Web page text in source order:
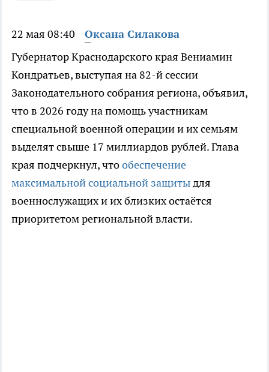
22 мая 08:40
Оксана Силакова
Губернатор Краснодарского края Вениамин
Кондратьев, выступая на 82-й сессии
Законодательного собрания региона, объявил,
что в 2026 году на помощь участникам
специальной военной операции и их семьям
выделят свыше 17 миллиардов рублей. Глава
края подчеркнул, чтообеспечение
максимальной социальной защитыдля
военнослужащих и их близких остаётся
приоритетом региональной власти.